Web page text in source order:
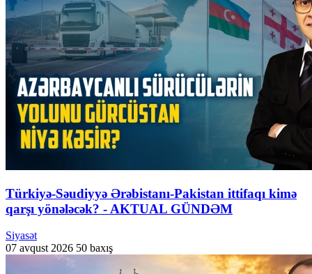
Türkiyə-Səudiyyə Ərəbistanı-Pakistan ittifaqı kimə
qarşı yönələcək? - AKTUAL GÜNDƏM
Siyasət
07 avqust 2026 50 baxış